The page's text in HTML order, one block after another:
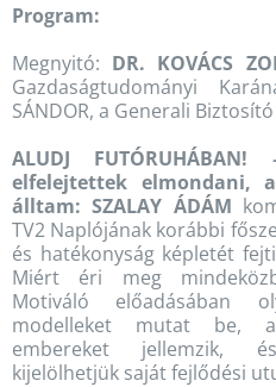
Program:
Megnyitó: DR. KOVÁCS
Gazdaságtudományi
SÁNDOR, a Generali
ALUDJ
elfelejtettek elmondani,
álltam: SZALAY ÁDÁM
TV2 Naplójának korábbi
és hatékonyság képletét
Miért éri meg
Motiváló előadásában
modelleket mutat be,
embereket jellemzik,
kijelölhetjük saját fejlődési